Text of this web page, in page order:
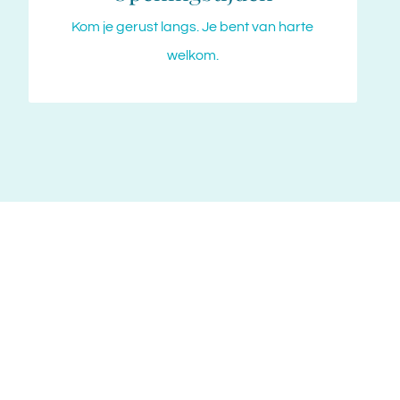
Kom je gerust langs. Je bent van harte
welkom.
Woensdag – Vrijdag: 10:00 – 20:00 u.
Zaterdag: 10:00 – 20:00 u.
Zondag: Gesloten